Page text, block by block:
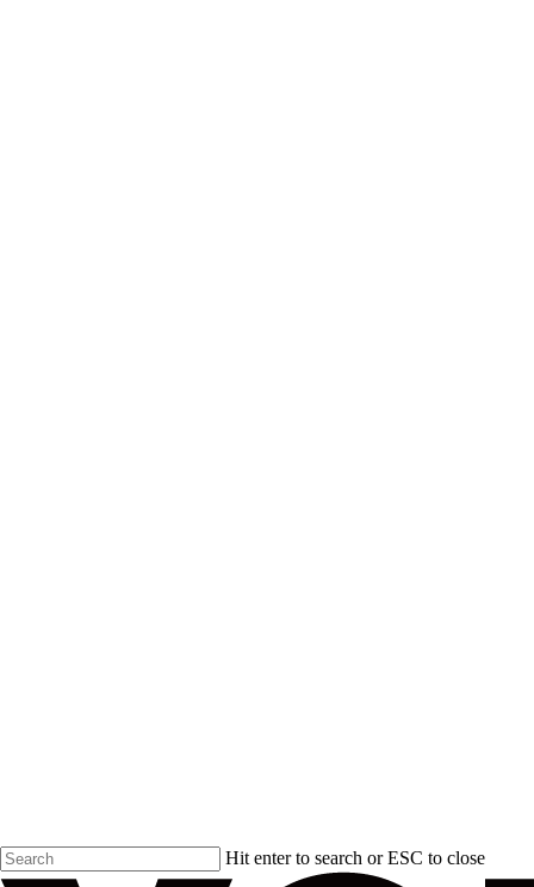
Hit enter to search or ESC to close
Close